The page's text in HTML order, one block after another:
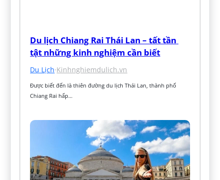
Du lịch Chiang Rai Thái Lan – tất tần
tật những kinh nghiệm cần biết
Du Lịch·Kinhnghiemdulich.vn
Được biết đến là thiên đường du lịch Thái Lan, thành phố
Chiang Rai hấp…